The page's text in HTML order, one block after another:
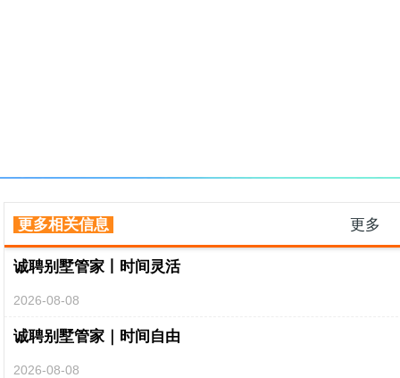
更多相关信息 更多
诚聘别墅管家丨时间灵活
2026-08-08
诚聘别墅管家｜时间自由
2026-08-08